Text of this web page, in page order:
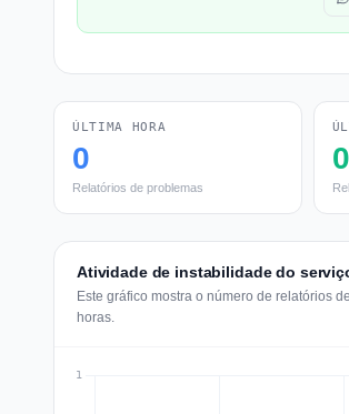
ÚLTIMA HORA
0
Relatórios de problemas
0
Atividade de instabilidade do
Este gráfico mostra o número de relatórios
horas.